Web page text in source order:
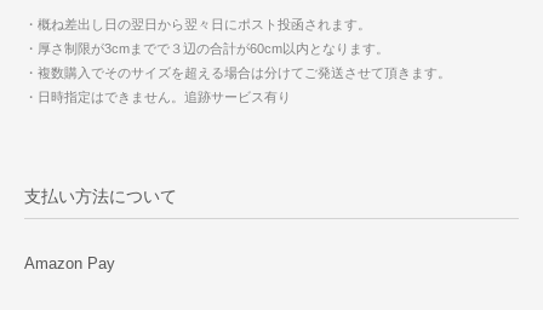
・概ね差出し日の翌日から翌々日にポスト投函されます。
・厚さ制限が3cmまでで３辺の合計が60cm以内となります。
・複数購入でそのサイズを超える場合は分けてご発送させて頂きます。
・日時指定はできません。追跡サービス有り
支払い方法について
Amazon Pay